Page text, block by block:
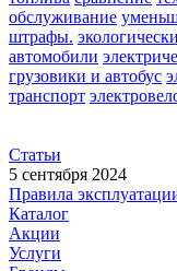
обслуживание
штрафы.
автомобили
грузовики и автобус
транспорт
Статьи
5 сентября 2024
Правила
Каталог
Акции
Услуги